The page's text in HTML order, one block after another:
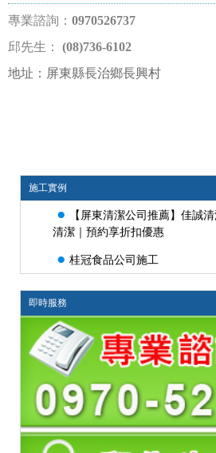
專業諮詢： 0970526737
邱先生：
(08)736-6102
地址： 屏東縣長治鄉長興村
施工實例
●
【屏東清潔公司推薦】佳誠
清潔｜預約享折扣優惠
● 桂冠食品公司施工
即時服務